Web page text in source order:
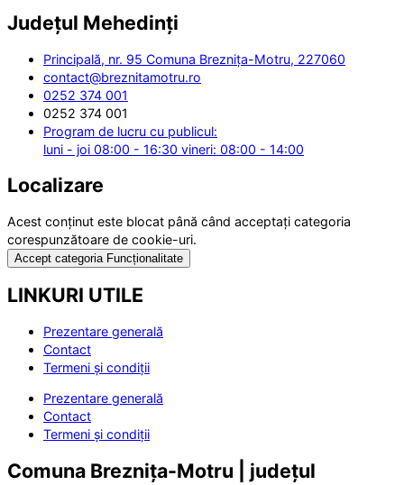
Județul Mehedinți
Principală, nr. 95 Comuna Breznița-Motru, 227060
contact@breznitamotru.ro
0252 374 001
0252 374 001
Program de lucru cu publicul:
luni - joi 08:00 - 16:30 vineri: 08:00 - 14:00
Localizare
Acest conținut este blocat până când acceptați categoria
corespunzătoare de cookie-uri.
Accept categoria Funcționalitate
LINKURI UTILE
Prezentare generală
Contact
Termeni și condiții
Prezentare generală
Contact
Termeni și condiții
Comuna Breznița-Motru | județul